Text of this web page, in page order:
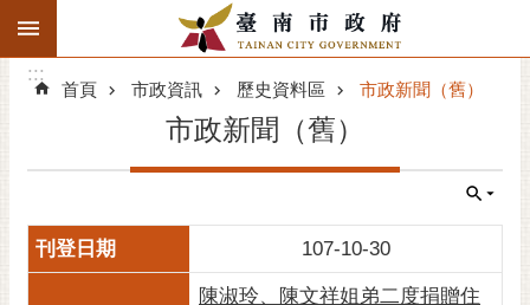
跳到主要內容區塊
搜
階
市府動態
:::
:::
首頁 市政資訊 歷史資料區 市政新聞（舊）
市政新聞（舊）
107-10-30
陳淑玲、陳文祥姐弟二度捐贈住